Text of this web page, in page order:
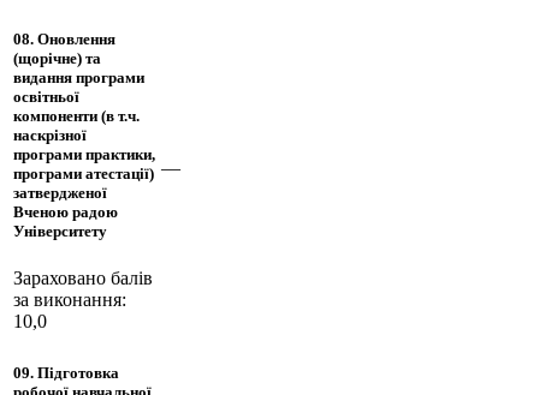
08. Оновлення
(щорічне) та
видання програми
освітньої
компоненти (в т.ч.
наскрізної
програми практики,
програми атестації)
затвердженої
Вченою радою
Університету
Зараховано балів
за виконання:
10,0
—
09. Підготовка